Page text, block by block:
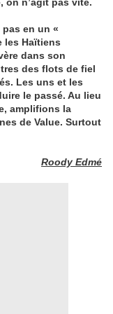
en un «
les Haïtiens
dans son
des flots de fiel
Les uns et les
le passé. Au lieu
amplifions la
de Value. Surtout
Roody Edmé